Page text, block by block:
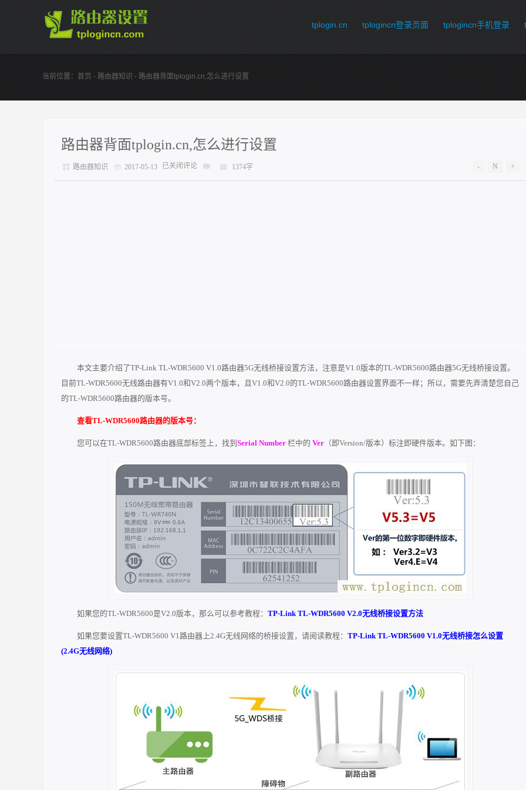
tplogin.cn tplogincn登录页面 tplogincn手机登录
当前位置： 首页 - 路由器知识 - 路由器背面tplogin.cn,怎么进行设置
路由器背面tplogin.cn,怎么进行设置
路由器知识 2017-05-13 已关闭评论 1374字 - N +
本文主要介绍了TP-Link TL-WDR5600 V1.0路由器5G无线桥接设置方法，注意是V1.0版本的TL-WDR5600路由器5G无线桥接设置。
目前TL-WDR5600无线路由器有V1.0和V2.0两个版本，且V1.0和V2.0的TL-WDR5600路由器设置界面不一样；所以，需要先弄清楚您自己
的TL-WDR5600路由器的版本号。
查看TL-WDR5600路由器的版本号：
您可以在TL-WDR5600路由器底部标签上，找到Serial Number 栏中的Ver （即Version/版本）标注即硬件版本。如下图：
如果您的TL-WDR5600是V2.0版本，那么可以参考教程：TP-Link TL-WDR5600 V2.0无线桥接设置方法
如果您要设置TL-WDR5600 V1路由器上2.4G无线网络的桥接设置，请阅读教程：TP-Link TL-WDR5600 V1.0无线桥接怎么设置
(2.4G无线网络)